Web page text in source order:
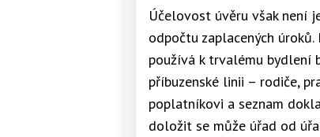
Účelovost úvěru však není
odpočtu zaplacených
používá k trvalému bydlení
příbuzenské linii – rodiče,
poplatníkovi a seznam
doložit se může úřad od